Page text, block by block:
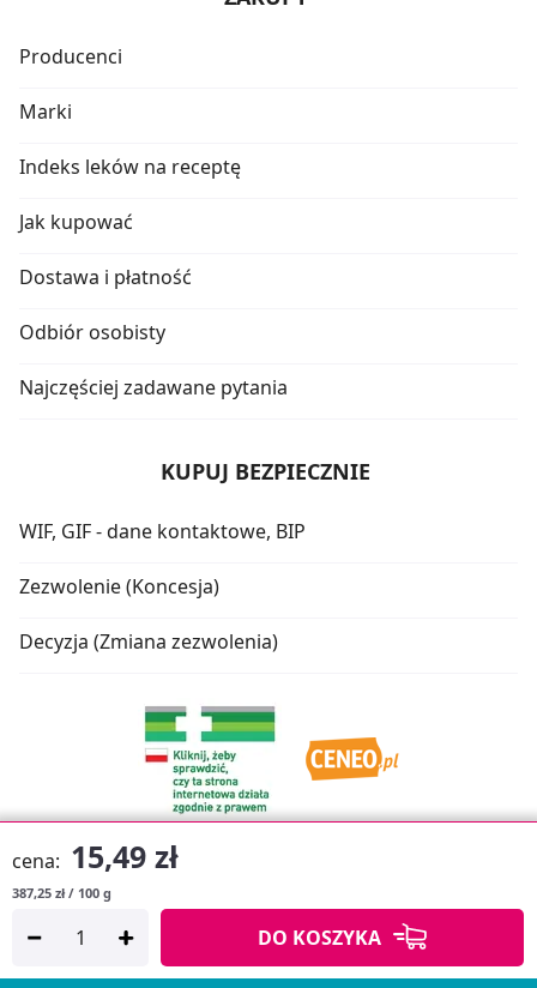
cena: 15,49 zł
387,25 zł / 100 g
DO KOSZYKA
Producenci
Marki
Indeks leków na receptę
Jak kupować
Dostawa i płatność
Odbiór osobisty
Najczęściej zadawane pytania
KUPUJ BEZPIECZNIE
WIF, GIF - dane kontaktowe, BIP
Zezwolenie (Koncesja)
Decyzja (Zmiana zezwolenia)
Copyright © 2026
Projekt strony: MEDICARE.PL iAPTUS.PL